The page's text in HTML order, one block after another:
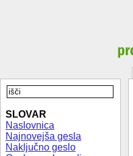
SLOVAR
Naslovnica
Najnovejša gesla
Naključno geslo